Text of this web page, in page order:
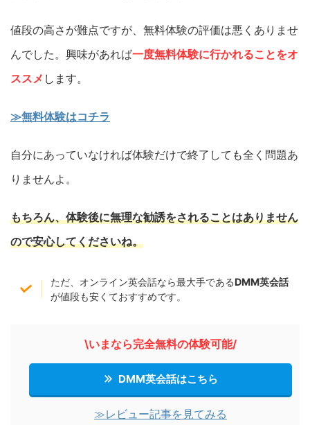
値段の高さが難点ですが、無料体験の評価は悪くありませ
んでした。興味があれば一度無料体験に行かれることをオ
ススメ します。
≫無料体験はコチラ
自分にあっていなければ体験だけで終了しても全く問題あ
りませんよ。
もちろん、体験後に無理な勧誘をされることはありません
ので安心してくださいね。
ただ、オンライン英会話なら最大手であるDMM英会話
が値段も安くておすすめです。
\いまなら完全無料の体験可能/
DMM英会話はこちら
≫レビュー記事を見てみる